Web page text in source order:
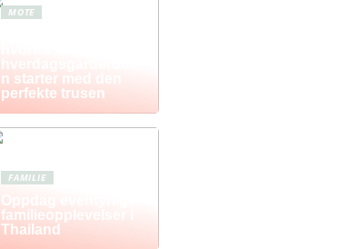
MOTE
hverdagsgarderobe
n starter med den
perfekte trusen
FAMILIE
Oppdag eventyrlige
familieopplevelser i
Thailand